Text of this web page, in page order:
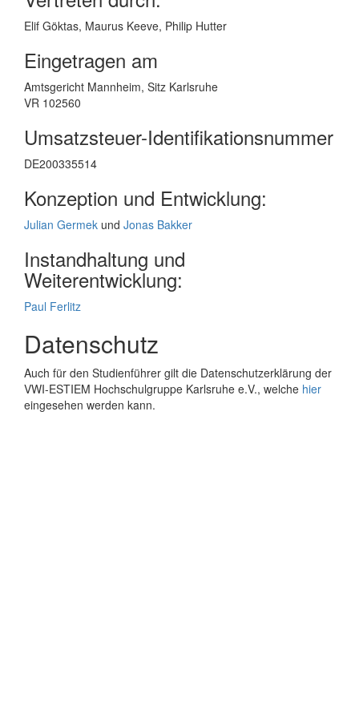
Elif Göktas, Maurus Keeve, Philip Hutter
Eingetragen am
Amtsgericht Mannheim, Sitz Karlsruhe
VR 102560
Umsatzsteuer-Identifikationsnummer
DE200335514
Konzeption und Entwicklung:
Julian Germek und Jonas Bakker
Instandhaltung und
Weiterentwicklung:
Paul Ferlitz
Datenschutz
Auch für den Studienführer gilt die Datenschutzerklärung der
VWI-ESTIEM Hochschulgruppe Karlsruhe e.V., welche hier
eingesehen werden kann.